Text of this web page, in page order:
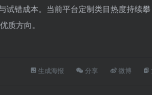
试错成本。当前平台定制类目热度持续攀
质方向。
生成海报 分享 微博